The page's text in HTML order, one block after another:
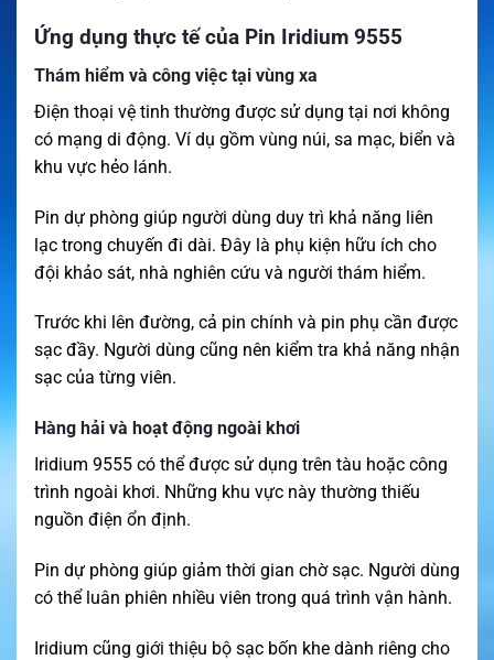
Ứng dụng thực tế của Pin Iridium 9555
Thám hiểm và công việc tại vùng xa
Điện thoại vệ tinh thường được sử dụng tại nơi không
có mạng di động. Ví dụ gồm vùng núi, sa mạc, biển và
khu vực hẻo lánh.
Pin dự phòng giúp người dùng duy trì khả năng liên
lạc trong chuyến đi dài. Đây là phụ kiện hữu ích cho
đội khảo sát, nhà nghiên cứu và người thám hiểm.
Trước khi lên đường, cả pin chính và pin phụ cần được
sạc đầy. Người dùng cũng nên kiểm tra khả năng nhận
sạc của từng viên.
Hàng hải và hoạt động ngoài khơi
Iridium 9555 có thể được sử dụng trên tàu hoặc công
trình ngoài khơi. Những khu vực này thường thiếu
nguồn điện ổn định.
Pin dự phòng giúp giảm thời gian chờ sạc. Người dùng
có thể luân phiên nhiều viên trong quá trình vận hành.
Iridium cũng giới thiệu bộ sạc bốn khe dành riêng cho